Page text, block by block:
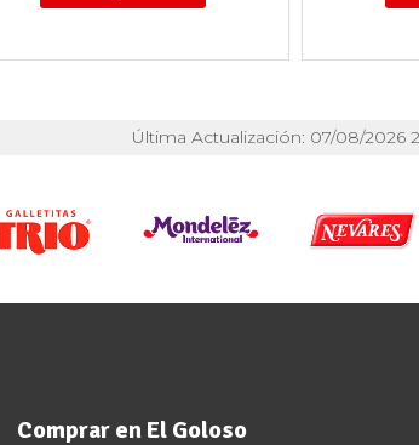
Última Actualización: 07/08/2026
Comprar en El Goloso